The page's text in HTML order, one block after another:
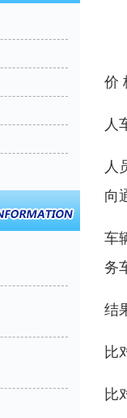
价
人
人
向
车
务
结
比
比